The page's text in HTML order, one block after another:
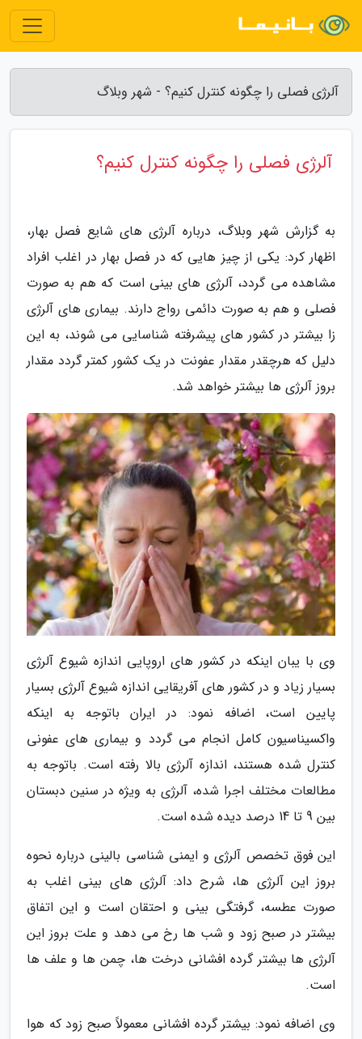
آلرژی فصلی را چگونه کنترل کنیم؟ - شهر وبلاگ
آلرژی فصلی را چگونه کنترل کنیم؟
به گزارش شهر وبلاگ، درباره آلرژی های شایع فصل بهار،
اظهار کرد: یکی از چیز هایی که در فصل بهار در اغلب افراد
مشاهده می گردد، آلرژی های بینی است که هم به صورت
فصلی و هم به صورت دائمی رواج دارند. بیماری های آلرژی
زا بیشتر در کشور های پیشرفته شناسایی می شوند، به این
دلیل که هرچقدر مقدار عفونت در یک کشور کمتر گردد مقدار
بروز آلرژی ها بیشتر خواهد شد.
وی با یبان اینکه در کشور های اروپایی اندازه شیوع آلرژی
بسیار زیاد و در کشور های آفریقایی اندازه شیوع آلرژی بسیار
پایین است، اضافه نمود: در ایران باتوجه به اینکه
واکسیناسیون کامل انجام می گردد و بیماری های عفونی
کنترل شده هستند، اندازه آلرژی بالا رفته است. باتوجه به
مطالعات مختلف اجرا شده، آلرژی به ویژه در سنین دبستان
بین 9 تا 14 درصد دیده شده است.
این فوق تخصص آلرژی و ایمنی شناسی بالینی درباره نحوه
بروز این آلرژی ها، شرح داد: آلرژی های بینی اغلب به
صورت عطسه، گرفتگی بینی و احتقان است و این اتفاق
بیشتر در صبح زود و شب ها رخ می دهد و علت بروز این
آلرژی ها بیشتر گرده افشانی درخت ها، چمن ها و علف ها
است.
وی اضافه نمود: بیشتر گرده افشانی معمولاً صبح زود که هوا